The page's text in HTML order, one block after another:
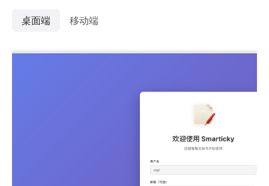
桌面端 移动端